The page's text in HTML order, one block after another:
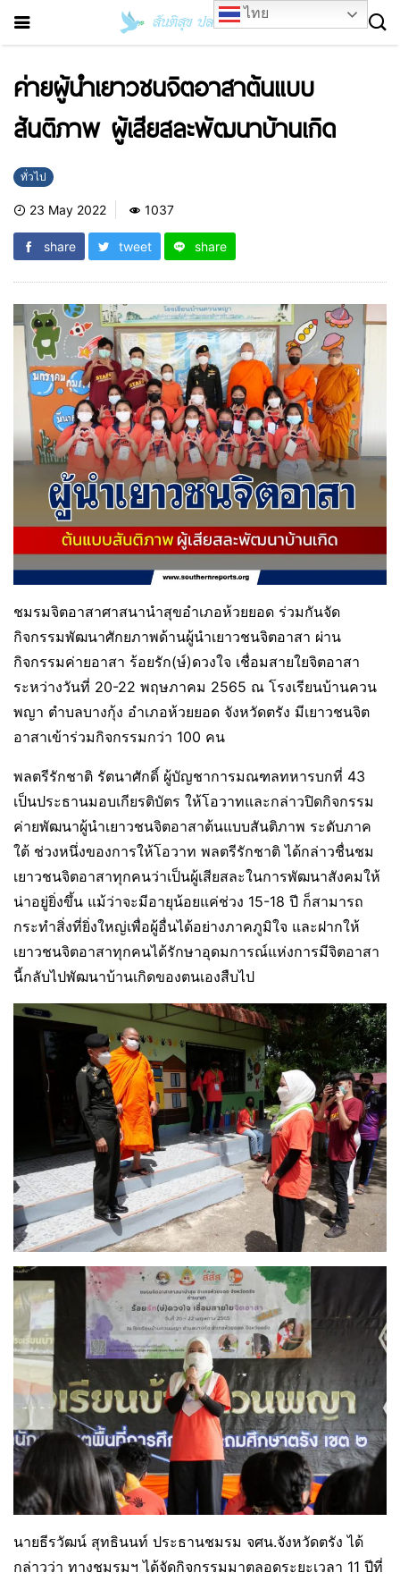
ค่ายผู้นำเยาวชนจิตอาสาต้นแบบ
สันติภาพ ผู้เสียสละพัฒนาบ้านเกิด
ทั่วไป
23 May 2022 1037
share tweet share
ชมรมจิตอาสาศาสนานำสุขอำเภอห้วยยอด ร่วมกันจัด
กิจกรรมพัฒนาศักยภาพด้านผู้นำเยาวชนจิตอาสา ผ่าน
กิจกรรมค่ายอาสา ร้อยรัก(ษ์)ดวงใจ เชื่อมสายใยจิตอาสา
ระหว่างวันที่ 20-22 พฤษภาคม 2565 ณ โรงเรียนบ้านควน
พญา ตำบลบางกุ้ง อำเภอห้วยยอด จังหวัดตรัง มีเยาวชนจิต
อาสาเข้าร่วมกิจกรรมกว่า 100 คน
พลตรีรักชาติ รัตนาศักดิ์ ผู้บัญชาการมณฑลทหารบกที่ 43
เป็นประธานมอบเกียรติบัตร ให้โอวาทและกล่าวปิดกิจกรรม
ค่ายพัฒนาผู้นำเยาวชนจิตอาสาต้นแบบสันติภาพ ระดับภาค
ใต้ ช่วงหนึ่งของการให้โอวาท พลตรีรักชาติ ได้กล่าวชื่นชม
เยาวชนจิตอาสาทุกคนว่าเป็นผู้เสียสละในการพัฒนาสังคมให้
น่าอยู่ยิ่งขึ้น แม้ว่าจะมีอายุน้อยแค่ช่วง 15-18 ปี ก็สามารถ
กระทำสิ่งที่ยิ่งใหญ่เพื่อผู้อื่นได้อย่างภาคภูมิใจ และฝากให้
เยาวชนจิตอาสาทุกคนได้รักษาอุดมการณ์แห่งการมีจิตอาสา
นี้กลับไปพัฒนาบ้านเกิดของตนเองสืบไป
นายธีรวัฒน์ สุทธินนท์ ประธานชมรม จศน.จังหวัดตรัง ได้
กล่าวว่า ทางชมรมฯ ได้จัดกิจกรรมมาตลอดระยะเวลา 11 ปีที่
ไทย